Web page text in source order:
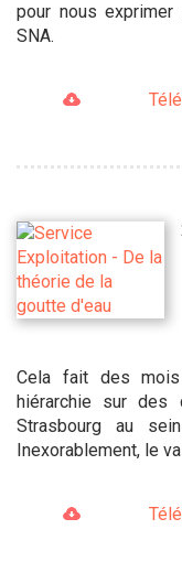
pour nous
SNA.
Cela fait des
hiérarchie sur des
Strasbourg au
Inexorablement, le